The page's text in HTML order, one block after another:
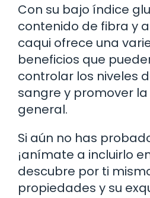
Con su bajo índice
contenido de fibra y
caqui ofrece una
beneficios que
controlar los niveles
sangre y promover
general.
Si aún no has
¡anímate a incluirlo
descubre por ti
propiedades y su